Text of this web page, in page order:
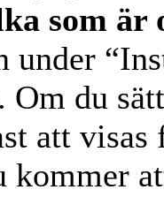
som är
under
. Om du
att